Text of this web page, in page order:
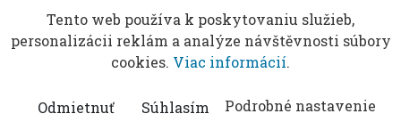
Tento web používa k poskytovaniu služieb,
personalizácii reklám a analýze návštěvnosti súbory
cookies. Viac informácií.
Odmietnuť Súhlasím
Podrobné nastavenie